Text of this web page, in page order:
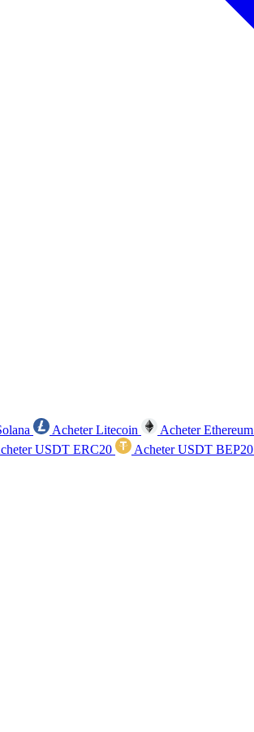
Acheter Litecoin Acheter Ethereum
USDT ERC20 Acheter USDT BEP20